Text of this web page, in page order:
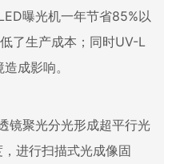
曝光机一年节省85%以
了生产成本；同时UV-L
成影响。
镜聚光分光形成超平行光
进行扫描式光成像固